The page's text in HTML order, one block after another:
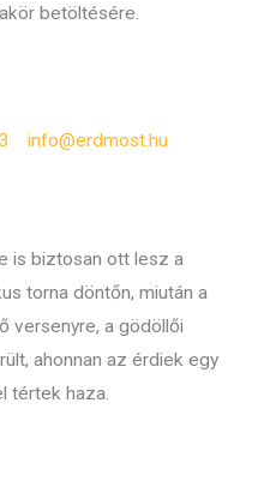
betöltésére.
info@erdmost.hu
is biztosan ott lesz a
torna döntőn, miután a
versenyre, a gödöllői
ahonnan az érdiek egy
tértek haza.